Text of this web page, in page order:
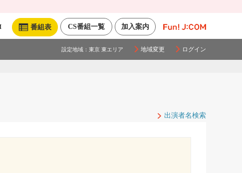
加入案内
CS番組一覧
番組表
設定地域： 東京 東エリア 地域変更 ログイン
出演者名検索